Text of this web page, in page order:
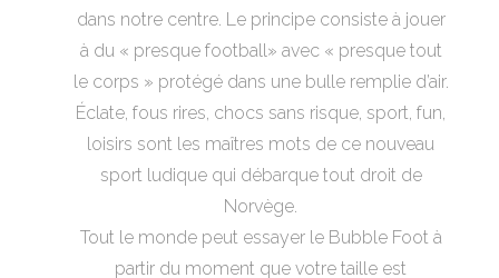
dans notre centre. Le principe consiste à jouer
à du « presque football» avec « presque tout
le corps » protégé dans une bulle remplie d’air.
Éclate, fous rires, chocs sans risque, sport, fun,
loisirs sont les maîtres mots de ce nouveau
sport ludique qui débarque tout droit de
Norvège.
Tout le monde peut essayer le Bubble Foot à
partir du moment que votre taille est